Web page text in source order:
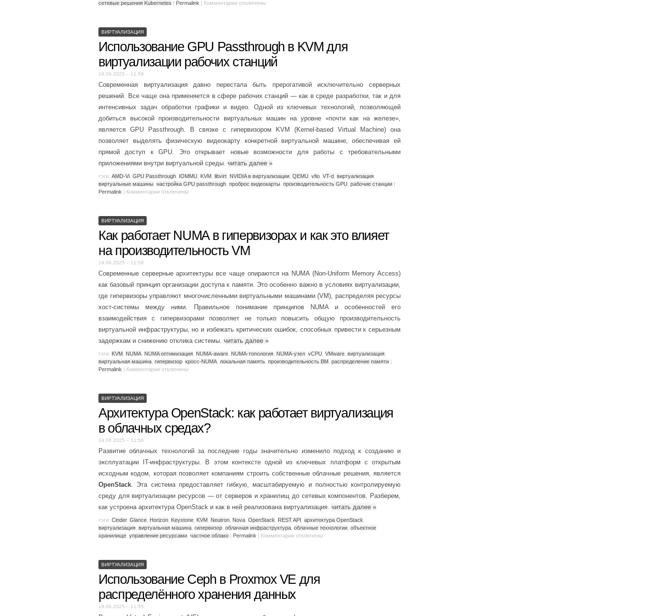
сетевые решения Kubernetes | Permalink | Комментарии отключены
ВИРТУАЛИЗАЦИЯ
Использование GPU Passthrough в KVM для
виртуализации рабочих станций
19.06.2025 – 11:59
Современная виртуализация давно перестала быть прерогативой исключительно серверных
решений. Все чаще она применяется в сфере рабочих станций — как в среде разработки, так и для
интенсивных задач обработки графики и видео. Одной из ключевых технологий, позволяющей
добиться высокой производительности виртуальных машин на уровне «почти как на железе»,
является GPU Passthrough. В связке с гипервизором KVM (Kernel-based Virtual Machine) она
позволяет выделять физическую видеокарту конкретной виртуальной машине, обеспечивая ей
прямой доступ к GPU. Это открывает новые возможности для работы с требовательными
приложениями внутри виртуальной среды. читать далее »
тэги: AMD-Vi GPU Passthrough IOMMU KVM libvirt NVIDIA в виртуализации QEMU vfio VT-d виртуализация
виртуальные машины настройка GPU passthrough проброс видеокарты производительность GPU рабочие станции |
Permalink | Комментарии отключены
ВИРТУАЛИЗАЦИЯ
Как работает NUMA в гипервизорах и как это влияет
на производительность VM
19.06.2025 – 11:58
Современные серверные архитектуры все чаще опираются на NUMA (Non-Uniform Memory Access)
как базовый принцип организации доступа к памяти. Это особенно важно в условиях виртуализации,
где гипервизоры управляют многочисленными виртуальными машинами (VM), распределяя ресурсы
хост-системы между ними. Правильное понимание принципов NUMA и особенностей его
взаимодействия с гипервизорами позволяет не только повысить общую производительность
виртуальной инфраструктуры, но и избежать критических ошибок, способных привести к серьезным
задержкам и снижению отклика системы. читать далее »
тэги: KVM NUMA NUMA оптимизация NUMA-aware NUMA-топология NUMA-узел vCPU VMware виртуализация
виртуальная машина гипервизор кросс-NUMA локальная память производительность ВМ распределение памяти |
Permalink | Комментарии отключены
ВИРТУАЛИЗАЦИЯ
Архитектура OpenStack: как работает виртуализация
в облачных средах?
19.06.2025 – 11:56
Развитие облачных технологий за последние годы значительно изменило подход к созданию и
эксплуатации IT-инфраструктуры. В этом контексте одной из ключевых платформ с открытым
исходным кодом, которая позволяет компаниям строить собственные облачные решения, является
OpenStack. Эта система предоставляет гибкую, масштабируемую и полностью контролируемую
среду для виртуализации ресурсов — от серверов и хранилищ до сетевых компонентов. Разберем,
как устроена архитектура OpenStack и как в ней реализована виртуализация. читать далее »
тэги: Cinder, Glance Horizon Keystone KVM Neutron Nova OpenStack REST API архитектура OpenStack
виртуализация виртуальная машина гипервизор облачная инфраструктура облачные технологии объектное
хранилище управление ресурсами частное облако | Permalink | Комментарии отключены
ВИРТУАЛИЗАЦИЯ
Использование Ceph в Proxmox VE для
распределённого хранения данных
19.06.2025 – 11:55